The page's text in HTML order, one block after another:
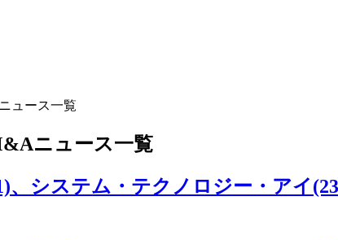
ュース一覧
ニュース一覧
、システム・テクノロジー・アイ